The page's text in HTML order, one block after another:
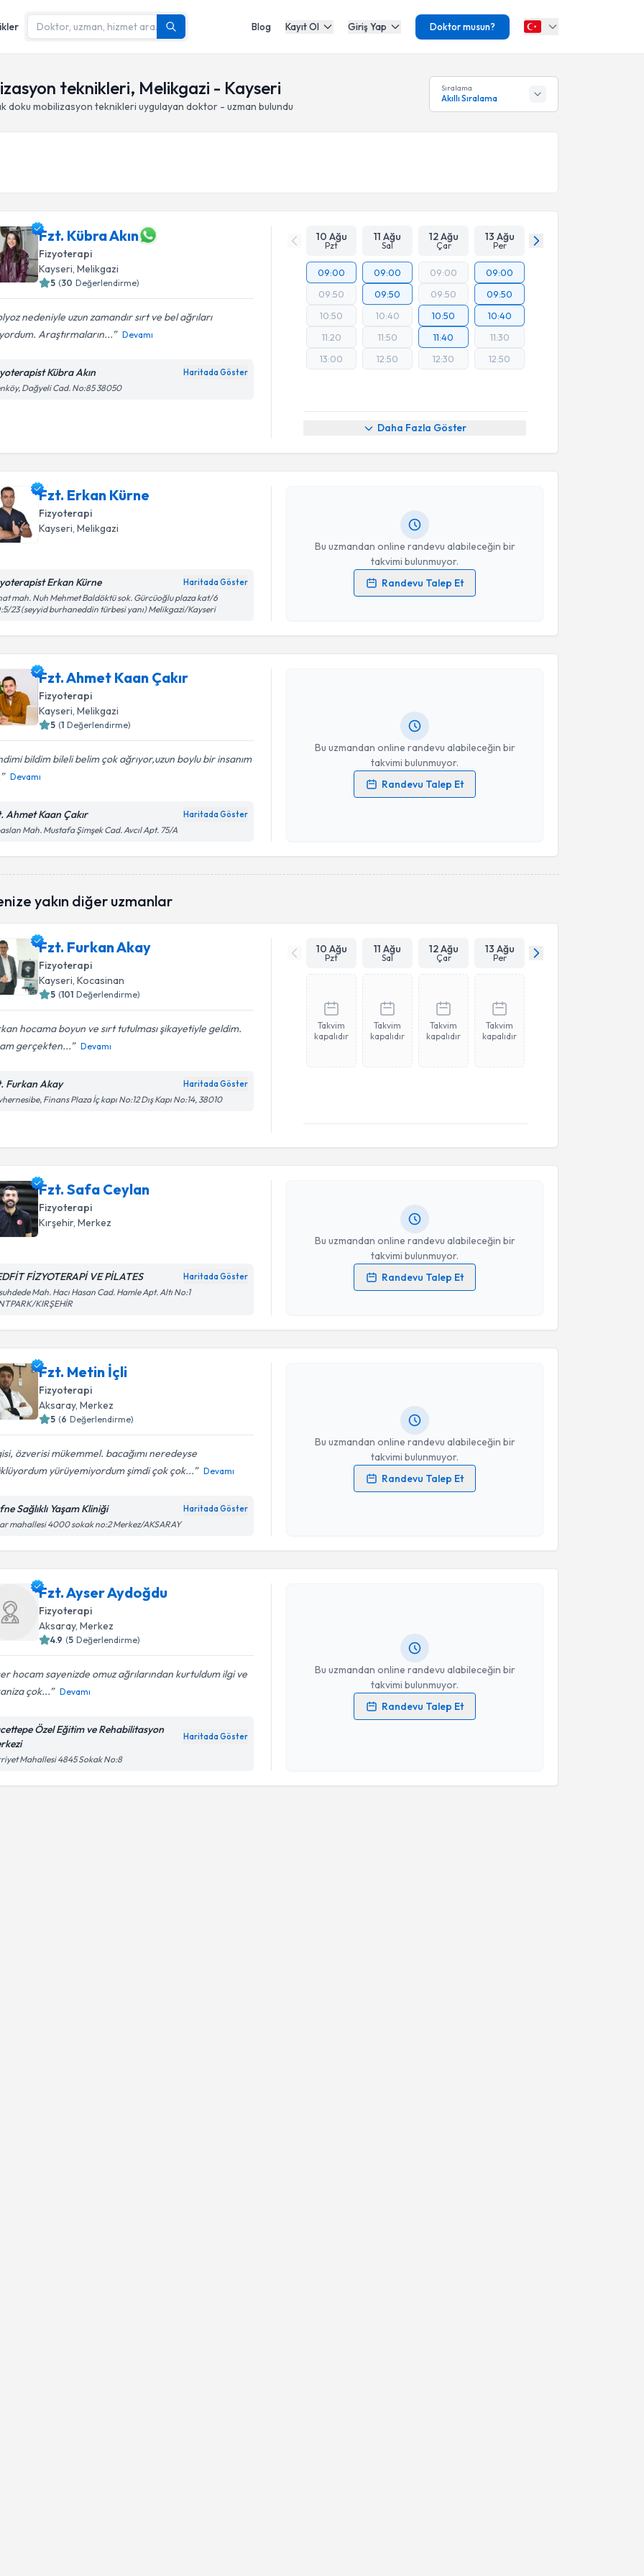
Blog Kayıt Ol Giriş Yap Doktor musun?
teknikleri, Melikgazi - Kayseri
doku mobilizasyon teknikleri uygulayan doktor - uzman bulundu
Sıralama
Akıllı Sıralama
Fzt. Kübra Akın
Fizyoterapi
Kayseri, Melikgazi
5 (30 Değerlendirme)
nedeniyle uzun zamandır sırt ve bel ağrıları
Araştırmaların...
Devamı
Kübra Akın Haritada Göster
Dağyeli Cad. No:85 38050
10 Ağu
Pzt
11 Ağu
Sal
12 Ağu
Çar
13 Ağu
Per
09:00
09:50
10:50
11:20
13:00
09:00
09:50
10:40
11:50
12:50
09:00
09:50
10:50
11:40
12:30
09:00
09:50
10:40
11:30
12:50
Daha Fazla Göster
Fzt. Erkan Kürne
Fizyoterapi
Kayseri , Melikgazi
Erkan Kürne Haritada Göster
mah. Nuh Mehmet Baldöktü sok. Gürcüoğlu plaza kat/6
23 (seyyid burhaneddin türbesi yanı) Melikgazi/Kayseri
Bu uzmandan online randevu alabileceğin bir
takvimi bulunmuyor.
Randevu Talep Et
Randevu Takvimi Talebi
Fzt. Erkan Kürneiçin randevu takvimi talebi oluşturun. Size bu
uzmandan randevu almanız için bir takvim hazırlandığında e-
Kişisel verilerimin işlenmesine ilişkinAydınlatma Metni
Fzt. Ahmet Kaan Çakır
Fizyoterapi
Kayseri , Melikgazi
5 (1 Değerlendirme)
bildim bileli belim çok ağrıyor,uzun boylu bir insanım
Devamı
Ahmet Kaan Çakır Haritada Göster
Mah. Mustafa Şimşek Cad. Avcıl Apt. 75/A
Bu uzmandan online randevu alabileceğin bir
takvimi bulunmuyor.
Randevu Talep Et
Randevu Takvimi Talebi
Fzt. Ahmet Kaan Çakır
Kişisel verilerimin işlenmesine ilişkinAydınlatma Metni
Takvim Talebini Gönder
yakın diğer uzmanlar
Fzt. Furkan Akay
Fizyoterapi
Kayseri , Kocasinan
5 (101 Değerlendirme)
hocama boyun ve sırt tutulması şikayetiyle geldim.
gerçekten...
Devamı
Furkan Akay Haritada Göster
Finans Plaza İç kapı No:12 Dış Kapı No:14, 38010
10 Ağu
Pzt
11 Ağu
Sal
12 Ağu
Çar
13 Ağu
Per
Takvim
kapalıdır
Takvim
kapalıdır
Takvim
kapalıdır
Takvim
kapalıdır
Fzt. Safa Ceylan
Fizyoterapi
Kırşehir, Merkez
FİZYOTERAPİ VE PİLATES Haritada Göster
Mah. Hacı Hasan Cad. Hamle Apt. Altı No:1
KIRŞEHİR
Bu uzmandan online randevu alabileceğin bir
takvimi bulunmuyor.
Randevu Talep Et
Fzt. Safa Ceylaniçin randevu takvimi talebi oluşturun. Size bu
uzmandan randevu almanız için bir takvim hazırlandığında e-
Kişisel verilerimin işlenmesine ilişkinAydınlatma Metni
Fzt. Metin İçli
Fizyoterapi
Aksaray, Merkez
5 (6 Değerlendirme)
özverisi mükemmel. bacağımı neredeyse
yürüyemiyordum şimdi çok çok...
Devamı
Sağlıklı Yaşam Kliniği Haritada Göster
mahallesi 4000 sokak no:2 Merkez/AKSARAY
Bu uzmandan online randevu alabileceğin bir
takvimi bulunmuyor.
Randevu Talep Et
Randevu Takvimi Talebi
Fzt. Metin İçli
Kişisel verilerimin işlenmesine ilişkinAydınlatma Metni
Takvim Talebini Gönder
Fzt. Ayser Aydoğdu
Fizyoterapi
Aksaray, Merkez
4.9 (5 Değerlendirme)
hocam sayenizde omuz ağrılarından kurtuldum ilgi ve
çok...
Devamı
Özel Eğitim ve Rehabilitasyon
Haritada Göster
Mahallesi 4845 Sokak No:8
Bu uzmandan online randevu alabileceğin bir
takvimi bulunmuyor.
Randevu Talep Et
Kişisel verilerimin işlenmesine ilişkinAydınlatma Metni